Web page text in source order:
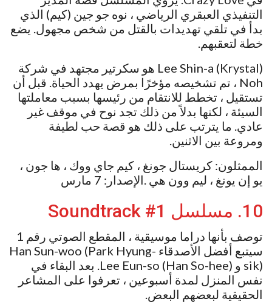
التنفيذي العبقري الرياضي ، نوه جو جين (كيم) الذي
بدأ في تلقي تهديدات بالقتل من شخص مجهول. يضع
خطة لتعقبهم.
Lee Shin-a (Krystal) هو سكرتير مجتهد في شركة
Noh ، تم تشخيصه مؤخرًا بمرض يهدد الحياة. قبل أن
تستقيل ، تخطط للانتقام من رئيسها بسبب معاملتها
السيئة ، لكنها بدلاً من ذلك تجد نوح في موقف غير
عادي. ما يترتب على ذلك هو قصة حب لطيفة
ومروعة بين الاثنين.
الممثلون: كريستال جونغ ، كيم جاي ووك ، ها جون ،
يو إن يونغ ، ليم وون هي .الإصدار: 7 مارس
10. مسلسل Soundtrack #1
توصف بأنها دراما موسيقية ، المقطع الصوتي رقم 1
سيتبع أفضل الأصدقاء Han Sun-woo (Park Hyung-
sik) و Lee Eun-so (Han So-hee). بعد البقاء في
نفس المنزل لمدة أسبوعين ، تعرفوا على المشاعر
الحقيقية لبعضهم البعض.